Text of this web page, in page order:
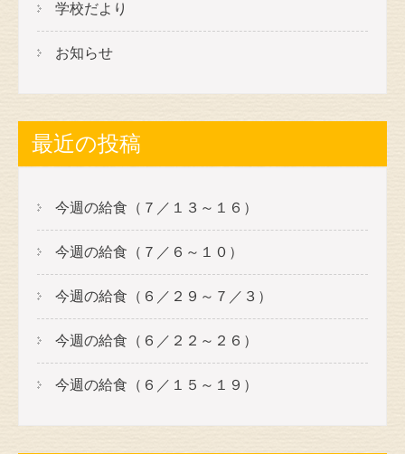
学校だより
お知らせ
最近の投稿
今週の給食（７／１３～１６）
今週の給食（７／６～１０）
今週の給食（６／２９～７／３）
今週の給食（６／２２～２６）
今週の給食（６／１５～１９）